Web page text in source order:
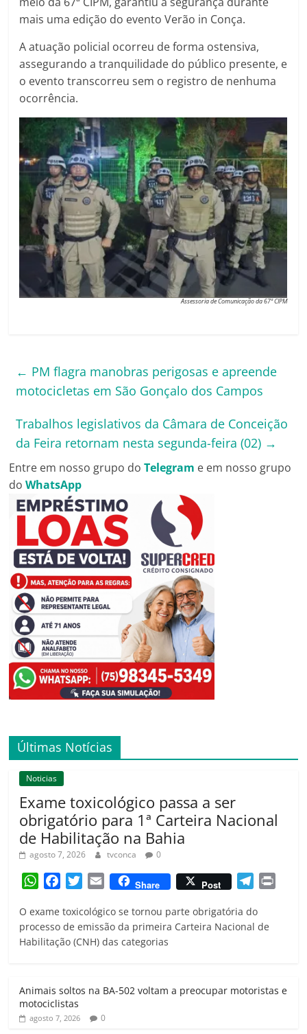
mais uma edição do evento Verão in Conça.
A atuação policial ocorreu de forma ostensiva,
assegurando a tranquilidade do público presente, e
o evento transcorreu sem o registro de nenhuma
ocorrência.
Assessoria de Comunicação da 67ª CIPM
← PM flagra manobras perigosas e apreende
motocicletas em São Gonçalo dos Campos
Trabalhos legislativos da Câmara de Conceição
da Feira retornam nesta segunda-feira (02) →
Entre em nosso grupo doTelegram e em nosso grupo
doWhatsApp
Últimas Notícias
Noticias
Exame toxicológico passa a ser
obrigatório para 1ª Carteira Nacional
de Habilitação na Bahia
agosto 7, 2026 tvconca 0
W
a
t
s
p
c
e
b
k
i
t
t
a
i
l
Share Post
l
e
m
O exame toxicológico se tornou parte obrigatória do
processo de emissão da primeira Carteira Nacional de
Habilitação (CNH) das categorias
Animais soltos na BA-502 voltam a preocupar motoristas e
motociclistas
agosto 7, 2026 0